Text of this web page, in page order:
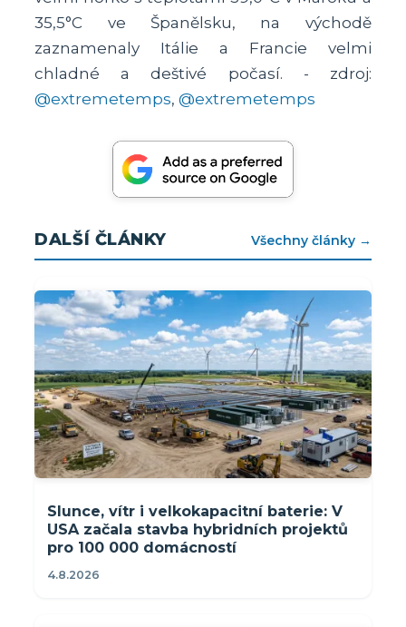
35,5°C ve Španělsku, na východě
zaznamenaly Itálie a Francie velmi
chladné a deštivé počasí. - zdroj:
@extremetemps,@extremetemps
DALŠÍ ČLÁNKY Všechny články →
Slunce, vítr i velkokapacitní baterie: V
USA začala stavba hybridních projektů
pro 100 000 domácností
4.8.2026